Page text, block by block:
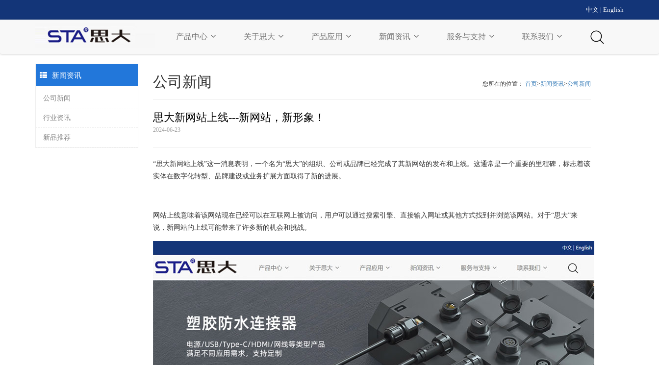
中文 | English
产品中心 关于思大 产品应用 新闻资讯 服务与支持 联系我们
新闻资讯
公司新闻
行业资讯
新品推荐
公司新闻 您所在的位置： 首页>新闻资讯>公司新闻
思大新网站上线---新网站，新形象！
2024-06-23
“思大新网站上线”这一消息表明，一个名为“思大”的组织、公司或品牌已经完成了其新网站的发布和上线。这通常是一个重要的里程碑，标志着该
实体在数字化转型、品牌建设或业务扩展方面取得了新的进展。
网站上线意味着该网站现在已经可以在互联网上被访问，用户可以通过搜索引擎、直接输入网址或其他方式找到并浏览该网站。对于“思大”来
说，新网站的上线可能带来了许多新的机会和挑战。